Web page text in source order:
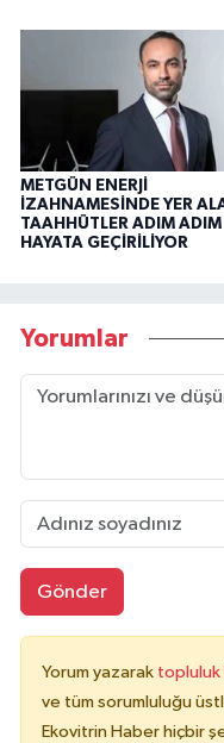
METGÜN ENERJİ
İZAHNAMESİNDE YER
TAAHHÜTLER ADIM ADIM
HAYATA GEÇİRİLİYOR
Yorumlar
Gönder
Yorum yazarak topluluk
ve tüm sorumluluğu
Ekovitrin Haber hiçbir